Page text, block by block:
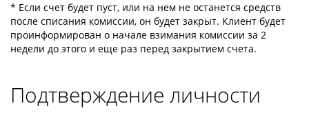
* Если счет будет пуст, или на нем не останется средств
после списания комиссии, он будет закрыт. Клиент будет
проинформирован о начале взимания комиссии за 2
недели до этого и еще раз перед закрытием счета.
Подтверждение личности